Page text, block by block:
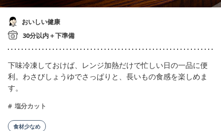
おいしい健康
30分以内＋下準備
下味冷凍しておけば、レンジ加熱だけで忙しい日の一品に便
利。わさびしょうゆでさっぱりと、長いもの食感を楽しめま
す。
塩分カット
食材少なめ